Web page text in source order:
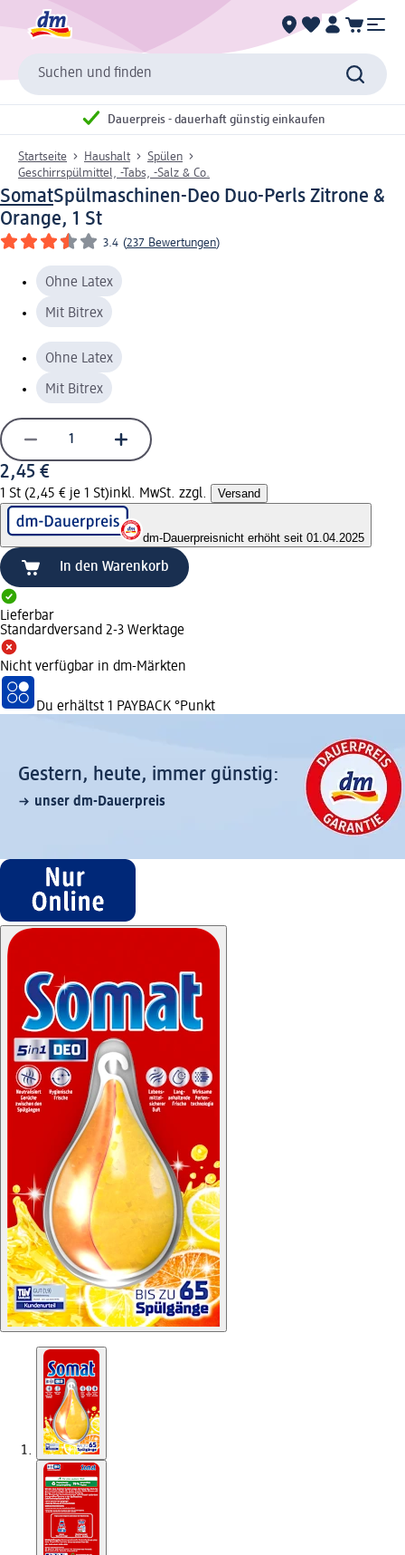
Suchen und finden
Dauerpreis - dauerhaft günstig einkaufen
Startseite Haushalt
Spülen
Geschirrspülmittel, -Tabs, -Salz & Co.
SomatSpülmaschinen-Deo Duo-Perls Zitrone &
Orange, 1 St
3.4 (237 Bewertungen)
Ohne Latex
Mit Bitrex
Ohne Latex
Mit Bitrex
2,45 €
1 St (2,45 € je 1 St)inkl. MwSt. zzgl. Versand
dm-Dauerpreisnicht erhöht seit 01.04.2025
In den Warenkorb
Lieferbar
Standardversand 2-3 Werktage
Nicht verfügbar in dm-Märkten
Du erhältst 1 PAYBACK °Punkt
Gestern, heute, immer günstig:
unser dm-Dauerpreis